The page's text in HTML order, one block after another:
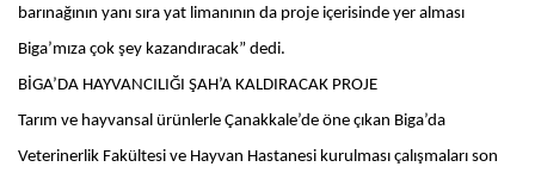
barınağının yanı sıra yat limanının da proje içerisinde yer alması
Biga’mıza çok şey kazandıracak” dedi.
BİGA’DA HAYVANCILIĞI ŞAH’A KALDIRACAK PROJE
Tarım ve hayvansal ürünlerle Çanakkale’de öne çıkan Biga’da
Veterinerlik Fakültesi ve Hayvan Hastanesi kurulması çalışmaları son